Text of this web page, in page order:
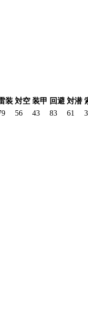
装 対空 装甲 回避 対潜
56 43 83 61